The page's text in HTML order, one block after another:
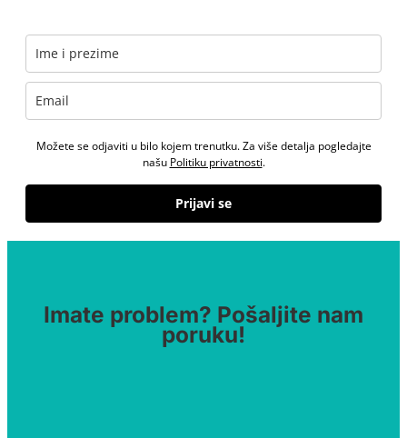
Možete se odjaviti u bilo kojem trenutku. Za više detalja pogledajte
našu Politiku privatnosti.
Prijavi se
Imate problem? Pošaljite nam
poruku!